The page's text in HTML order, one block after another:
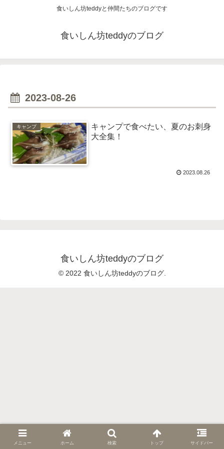
食いしん坊teddyと仲間たちのブログです
食いしん坊teddyのブログ
2023-08-26
キャンプ
キャンプで食べたい、夏のお刺身
大全集！
2023.08.26
食いしん坊teddyのブログ
© 2022 食いしん坊teddyのブログ.
メニュー ホーム 検索 トップ サイドバー